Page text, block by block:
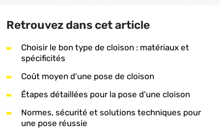
Retrouvez dans cet article
Choisir le bon type de cloison : matériaux et
spécificités
Coût moyen d'une pose de cloison
Étapes détaillées pour la pose d'une cloison
Normes, sécurité et solutions techniques pour
une pose réussie